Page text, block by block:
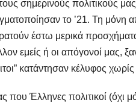
σημερινούς πολιτικούς
το ’21. Τη μόνη
έστω μερικά
εμείς ή οι απόγονοί μας,
κατάντησαν κέλυφος
που Έλληνες πολιτικοί (όχι